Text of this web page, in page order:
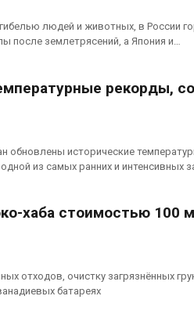
людей и животных, в России
после землетрясений, а Япония и…
рекорды,
обновлены исторические
из самых ранних и интенсивных
хаба стоимостью 100
отходов, очистку загрязнённых
батареях
Авг 6, 2026